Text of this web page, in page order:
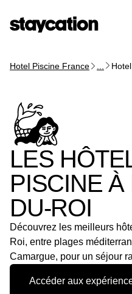
Hotel Piscine France
LES
PISCINE
DU-ROI
Découvrez les meilleurs
Roi, entre plages
Camargue, pour un séjour
Accéder aux